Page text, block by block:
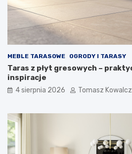
MEBLE TARASOWE OGRODY I TARASY
Taras z płyt gresowych –
inspiracje
4 sierpnia 2026 Tomasz